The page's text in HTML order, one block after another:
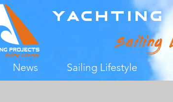
News Sailing Lifestyle
Sailing